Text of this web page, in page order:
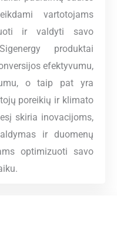
vartotojams
ir valdyti savo
produktai
efektyvumu,
o taip pat yra
poreikių ir klimato
skiria inovacijoms,
ir duomenų
optimizuoti savo